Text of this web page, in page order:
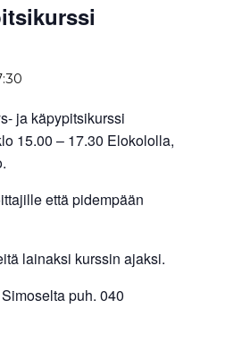
ja käpypitsikurssi
15.00 – 17.30 Elokololla,
että pidempään
lainaksi kurssin ajaksi.
puh. 040